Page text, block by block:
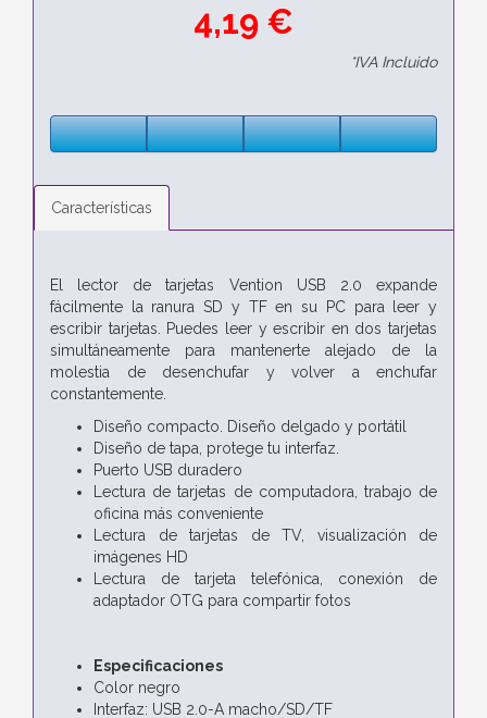
4,19 €
*IVA Incluido
Características
El lector de tarjetas Vention USB 2.0 expande
fácilmente la ranura SD y TF en su PC para leer y
escribir tarjetas. Puedes leer y escribir en dos tarjetas
simultáneamente para mantenerte alejado de la
molestia de desenchufar y volver a enchufar
constantemente.
Diseño compacto. Diseño delgado y portátil
Diseño de tapa, protege tu interfaz.
Puerto USB duradero
Lectura de tarjetas de computadora, trabajo de
oficina más conveniente
Lectura de tarjetas de TV, visualización de
imágenes HD
Lectura de tarjeta telefónica, conexión de
adaptador OTG para compartir fotos
Especificaciones
Color negro
Interfaz: USB 2.0-A macho/SD/TF